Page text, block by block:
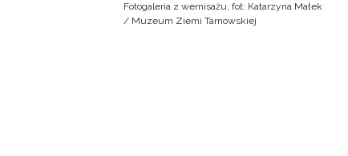
Fotogaleria z wernisażu, fot: Katarzyna Małek
/ Muzeum Ziemi Tarnowskiej